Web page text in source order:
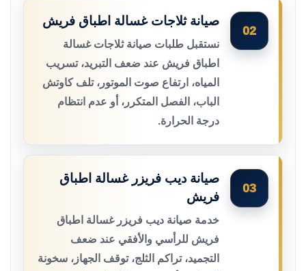
02
صيانة ثلاجات غسالة اطباق فريش
نستقبل طلبات صيانة ثلاجات غسالة
اطباق فريش عند ضعف التبريد، تسريب
المياه، ارتفاع صوت الموتور، تلف كاوتش
الباب، الفصل المتكرر، أو عدم انتظام
درجة الحرارة.
03
صيانة ديب فريزر غسالة اطباق
فريش
خدمة صيانة ديب فريزر غسالة اطباق
فريش للرأسي والأفقي عند ضعف
التجميد، تراكم الثلج، توقف الجهاز، سخونة